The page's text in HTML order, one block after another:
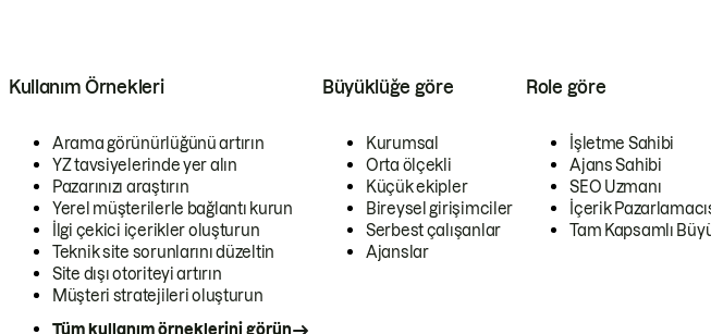
Kullanım Örnekleri
Arama görünürlüğünü artırın
YZ tavsiyelerinde yer alın
Pazarınızı araştırın
Yerel müşterilerle bağlantı kurun
İlgi çekici içerikler oluşturun
Teknik site sorunlarını düzeltin
Site dışı otoriteyi artırın
Müşteri stratejileri oluşturun
Tüm kullanım örneklerini görün
Büyüklüğe göre
Kurumsal
Orta ölçekli
Küçük ekipler
Bireysel girişimciler
Serbest çalışanlar
Ajanslar
Role göre
İşletme Sahibi
Ajans Sahibi
SEO Uzmanı
İçerik
Tam Kapsamlı